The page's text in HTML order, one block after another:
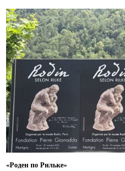
«Роден по Рильке»